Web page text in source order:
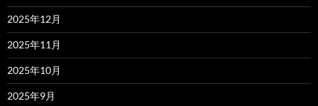
2025年12月
2025年11月
2025年10月
2025年9月